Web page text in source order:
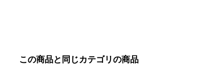
この商品と同じカテゴリの商品